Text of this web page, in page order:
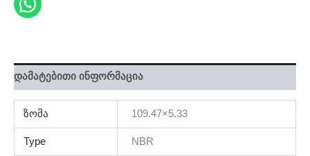
დამატებითი ინფორმაცია
ზომა 109.47×5.33
Type NBR